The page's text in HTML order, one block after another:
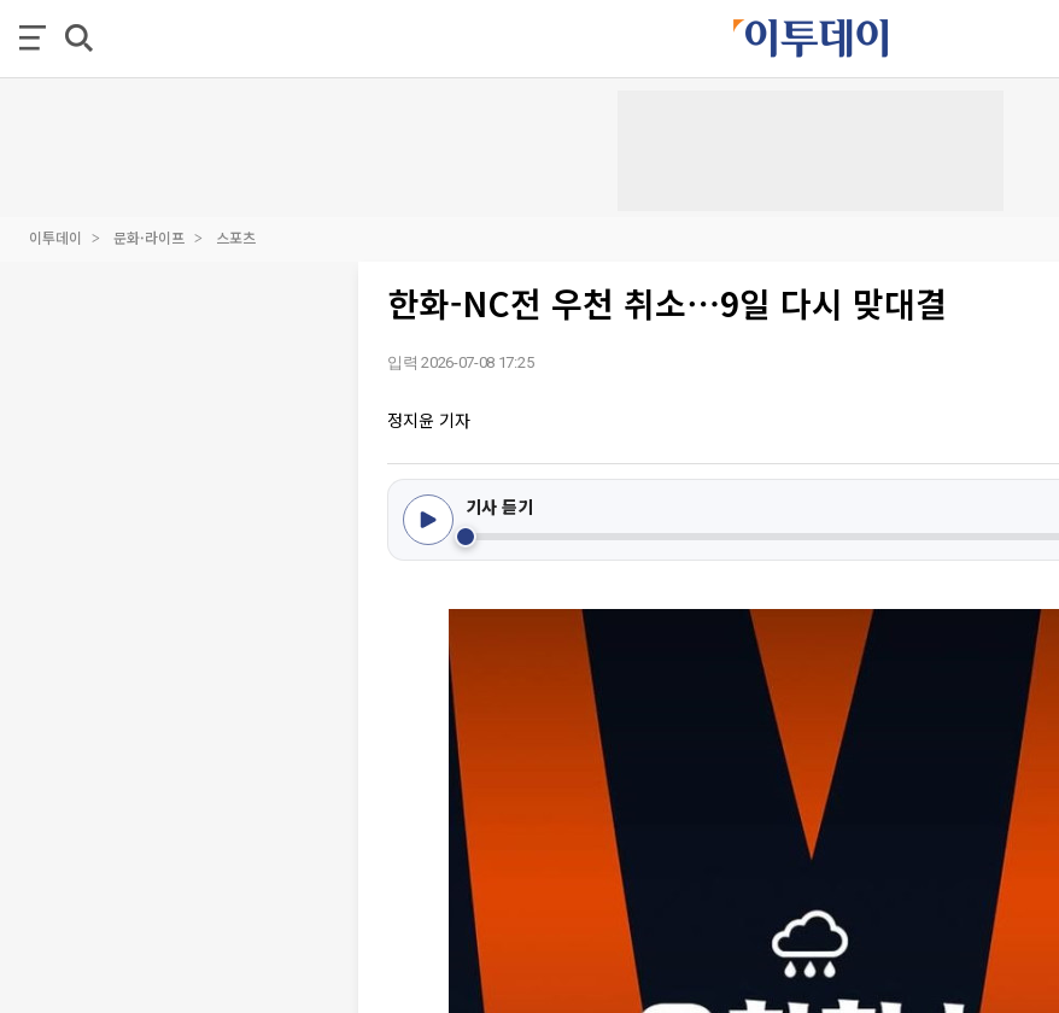
이투데이 문화·라이프 스포츠
한화-NC전 우천 취소⋯9일 다시 맞대결
입력 2026-07-08 17:25
정지윤 기자
기사 듣기